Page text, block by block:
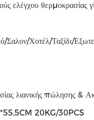
ελέγχου θερμοκρασίας
Σαλον/Χοτέλ/Ταξίδι/
λιανικής πώλησης &
20KG/30PCS